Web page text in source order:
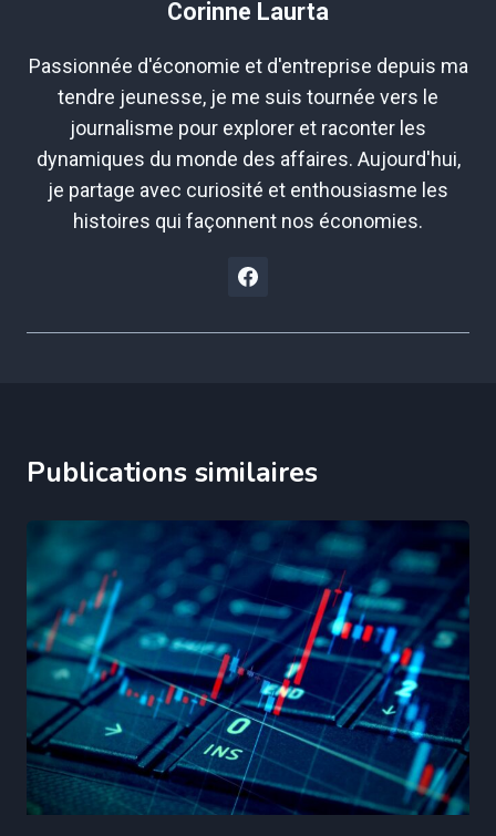
Corinne Laurta
Passionnée d'économie et d'entreprise depuis ma
tendre jeunesse, je me suis tournée vers le
journalisme pour explorer et raconter les
dynamiques du monde des affaires. Aujourd'hui,
je partage avec curiosité et enthousiasme les
histoires qui façonnent nos économies.
Publications similaires